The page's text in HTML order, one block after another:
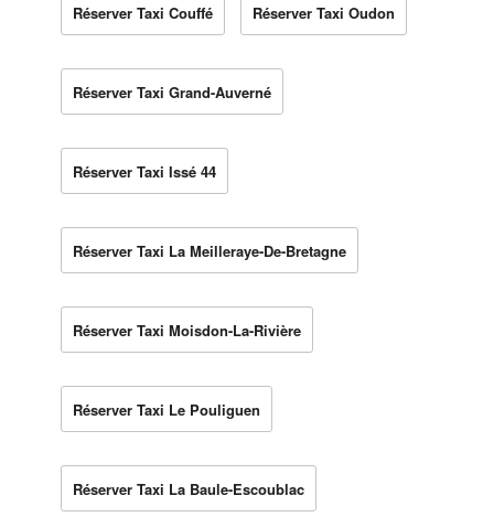
Réserver Taxi Couffé Réserver Taxi Oudon
Réserver Taxi Grand-Auverné
Réserver Taxi Issé 44
Réserver Taxi La Meilleraye-De-Bretagne
Réserver Taxi Moisdon-La-Rivière
Réserver Taxi Le Pouliguen
Réserver Taxi La Baule-Escoublac